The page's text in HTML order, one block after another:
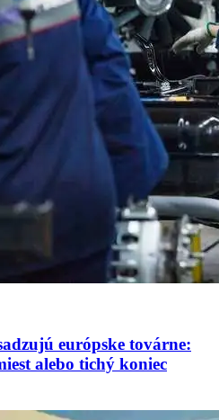
európske továrne:
alebo tichý koniec